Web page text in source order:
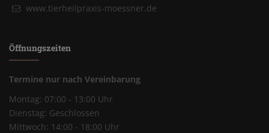
www.tierheilpraxis-moessner.de
Öffnungszeiten
Termine nur nach Vereinbarung
Montag: 07:00 - 13:00 Uhr
Dienstag: Geschlossen
Mittwoch: 14:00 - 18:00 Uhr